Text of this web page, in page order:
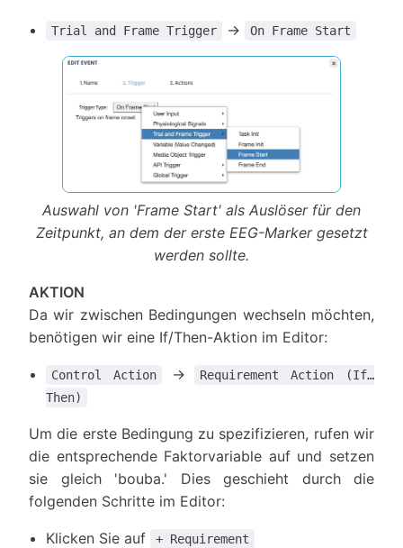
Trial and Frame Trigger → On Frame Start
Auswahl von 'Frame Start' als Auslöser für den
Zeitpunkt, an dem der erste EEG-Marker gesetzt
werden sollte.
AKTION
Da wir zwischen Bedingungen wechseln möchten,
benötigen wir eine If/Then-Aktion im Editor:
Control Action →
Requirement Action (If…
Then)
Um die erste Bedingung zu spezifizieren, rufen wir
die entsprechende Faktorvariable auf und setzen
sie gleich 'bouba.' Dies geschieht durch die
folgenden Schritte im Editor:
Klicken Sie auf + Requirement